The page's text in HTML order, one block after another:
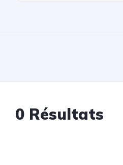
0 Résultats